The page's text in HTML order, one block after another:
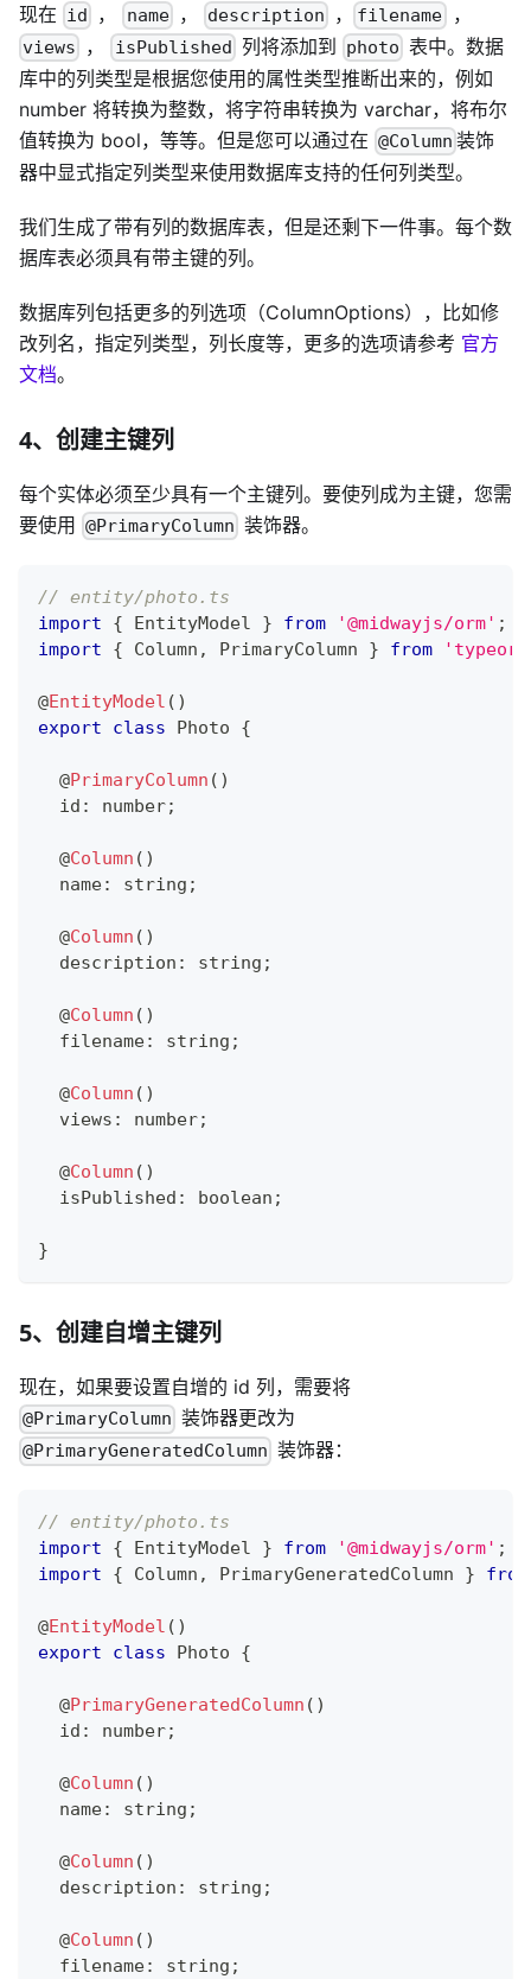
现在 id ， name， description ， filename，
views ， isPublished 列将添加到 photo 表中。数据
库中的列类型是根据您使用的属性类型推断出来的，例如
number 将转换为整数，将字符串转换为 varchar，将布尔
值转换为 bool，等等。但是您可以通过在 @Column 装饰
器中显式指定列类型来使用数据库支持的任何列类型。
我们生成了带有列的数据库表，但是还剩下一件事。每个数
据库表必须具有带主键的列。
数据库列包括更多的列选项（ColumnOptions），比如修
改列名，指定列类型，列长度等，更多的选项请参考 官方
文档。
4、创建主键列
每个实体必须至少具有一个主键列。要使列成为主键，您需
要使用
@PrimaryColumn 装饰器。
// entity/photo.ts
import
{ EntityModel } from '@midwayjs/orm' ;
import
{ Column , PrimaryColumn } from
@EntityModel ( )
export
class Photo {
@PrimaryColumn ( )
  id
: number;
@Column ( )
  name
: string ;
@Column ( )
  description
: string ;
@Column ( )
  filename
: string ;
@Column ( )
  views
: number;
@Column ( )
  isPublished
: boolean ;
}
5、创建自增主键列
现在，如果要设置自增的 id 列，需要将
@PrimaryColumn 装饰器更改为
@PrimaryGeneratedColumn 装饰器：
// entity/photo.ts
import
{ EntityModel } from '@midwayjs/orm' ;
import
{ Column , PrimaryGeneratedColumn } from
@EntityModel ( )
export
class Photo {
@PrimaryGeneratedColumn ( )
  id
: number;
@Column ( )
  name
: string ;
@Column ( )
  description
: string ;
@Column ( )
  filename
: string ;